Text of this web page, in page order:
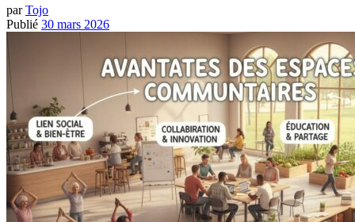
parTojo
Publié 30 mars 2026